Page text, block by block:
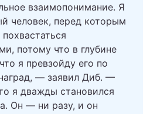
взаимопонимание. Я
человек, перед которым
потому что в глубине
я превзойду его по
— заявил Диб. —
я дважды становился
Он — ни разу, и он